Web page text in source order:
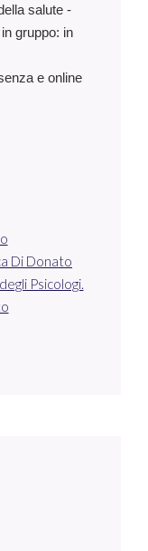
salute -
gruppo: in
e online
Di Donato
Psicologi.